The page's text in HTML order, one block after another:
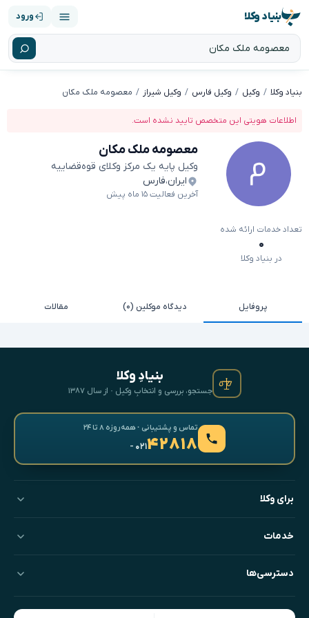
بنیاد وکلا ورود
بنیاد وکلا وکیل وکیل فارس وکیل شیراز معصومه ملک مکان
اطلاعات هویتی این متخصص تایید نشده است.
معصومه ملک مکان
وکیل پایه یک مرکز وکلای قوه‌قضاییه
ایران،فارس
آخرین فعالیت ۱۵ ماه پیش
تعداد خدمات ارائه شده
۰
در بنیاد وکلا
پروفایل دیدگاه موکلین (۰) مقالات
بنیادِ وکلا
جستجو، بررسی و انتخابِ وکیل · از سال ۱۳۸۷
تماس و پشتیبانی · همه‌روزه ۸ تا ۲۴
۴۲۸۱۸- ۰۲۱
برای وکلا
خدمات
دسترسی‌ها